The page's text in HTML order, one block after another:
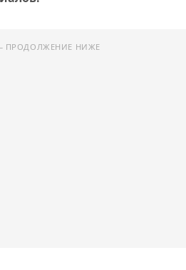
ПРОДОЛЖЕНИЕ НИЖЕ